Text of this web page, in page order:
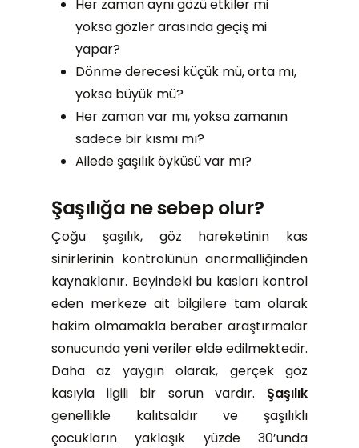
Her zaman aynı gözü etkiler mi
yoksa gözler arasında geçiş mi
yapar?
Dönme derecesi küçük mü, orta mı,
yoksa büyük mü?
Her zaman var mı, yoksa zamanın
sadece bir kısmı mı?
Ailede şaşılık öyküsü var mı?
Şaşılığa ne sebep olur?
Çoğu şaşılık, göz hareketinin kas
sinirlerinin kontrolünün anormalliğinden
kaynaklanır. Beyindeki bu kasları kontrol
eden merkeze ait bilgilere tam olarak
hakim olmamakla beraber araştırmalar
sonucunda yeni veriler elde edilmektedir.
Daha az yaygın olarak, gerçek göz
kasıyla ilgili bir sorun vardır. Şaşılık
genellikle kalıtsaldır ve şaşılıklı
çocukların yaklaşık yüzde 30’unda